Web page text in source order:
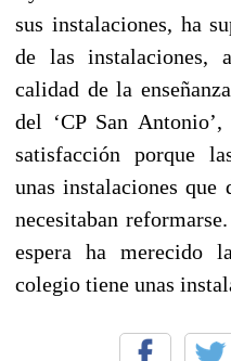
sus instalaciones, ha
de las instalaciones,
calidad de la
del ‘CP San
satisfacción porque
unas instalaciones que
necesitaban
espera ha merecido
colegio tiene unas